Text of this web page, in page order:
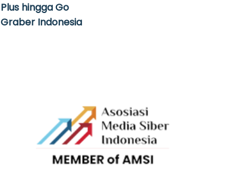
Plus hingga Go
Graber Indonesia